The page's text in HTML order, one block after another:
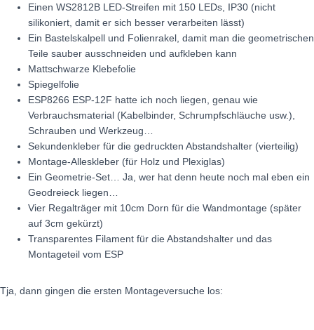
Einen WS2812B LED-Streifen mit 150 LEDs, IP30 (nicht
silikoniert, damit er sich besser verarbeiten lässt)
Ein Bastelskalpell und Folienrakel, damit man die geometrischen
Teile sauber ausschneiden und aufkleben kann
Mattschwarze Klebefolie
Spiegelfolie
ESP8266 ESP-12F hatte ich noch liegen, genau wie
Verbrauchsmaterial (Kabelbinder, Schrumpfschläuche usw.),
Schrauben und Werkzeug…
Sekundenkleber für die gedruckten Abstandshalter (vierteilig)
Montage-Alleskleber (für Holz und Plexiglas)
Ein Geometrie-Set… Ja, wer hat denn heute noch mal eben ein
Geodreieck liegen…
Vier Regalträger mit 10cm Dorn für die Wandmontage (später
auf 3cm gekürzt)
Transparentes Filament für die Abstandshalter und das
Montageteil vom ESP
Tja, dann gingen die ersten Montageversuche los: